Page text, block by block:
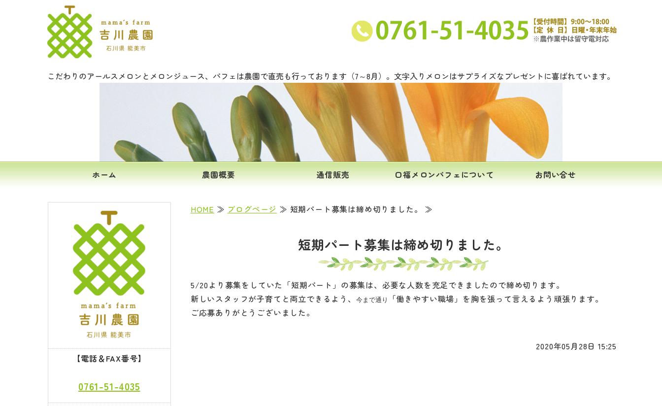
こだわりのアールスメロンとメロンジュース、パフェは農園で直売も行っております（7～8月）。文字入りメロンはサプライズなプレゼントに喜ばれています。
ホーム 農園概要 通信販売 口福メロンパフェについて お問い合せ
HOME ≫ ブログページ ≫ 短期パート募集は締め切りました。 ≫
短期パート募集は締め切りました。
5/20より募集をしていた「短期パート」の募集は、必要な人数を充足できましたので締め切ります。
新しいスタッフが子育てと両立できるよう、
今まで通り
「働きやすい職場」を胸を張って言えるよう頑張ります。
ご応募ありがとうございました。
2020年05月28日 15:25
【電話＆FAX番号】
0761-51-4035